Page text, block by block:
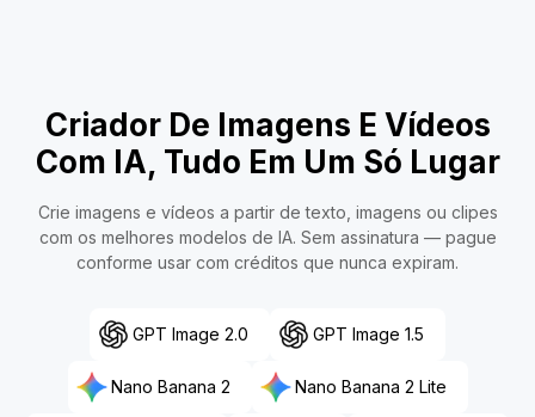
Criador De Imagens E Vídeos
Com IA, Tudo Em Um Só Lugar
Crie imagens e vídeos a partir de texto, imagens ou clipes
com os melhores modelos de IA. Sem assinatura — pague
conforme usar com créditos que nunca expiram.
GPT Image 2.0 GPT Image 1.5
Nano Banana 2 Nano Banana 2 Lite